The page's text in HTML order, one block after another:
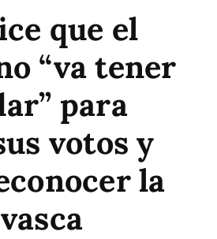
que el
“va tener
para
votos y
la